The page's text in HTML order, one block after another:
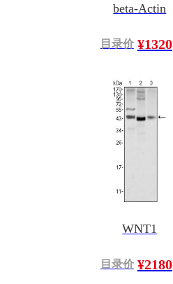
beta-Actin
目录价 ¥1320
WNT1
目录价 ¥2180